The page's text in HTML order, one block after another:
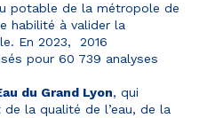
potable de la métropole de
habilité à valider la
En 2023, 2016
pour 60 739 analyses
du Grand Lyon, qui
la qualité de l’eau, de la